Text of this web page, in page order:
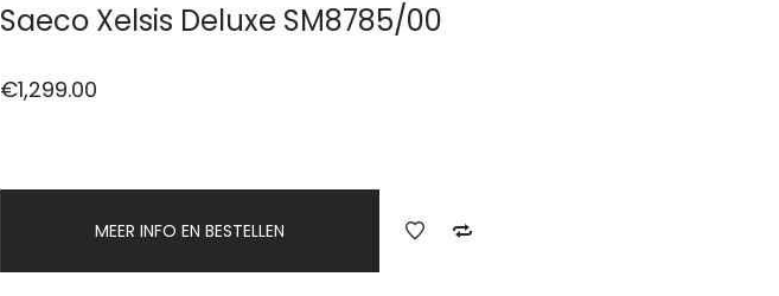
Saeco Xelsis Deluxe SM8785/00
€1,299.00
MEER INFO EN BESTELLEN